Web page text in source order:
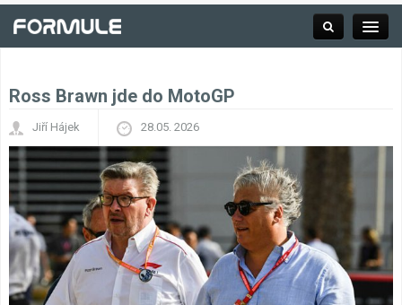
Kalendář F1
Výsledky F1
Ross Brawn jde do MotoGP
Jiří Hájek 28.05. 2026